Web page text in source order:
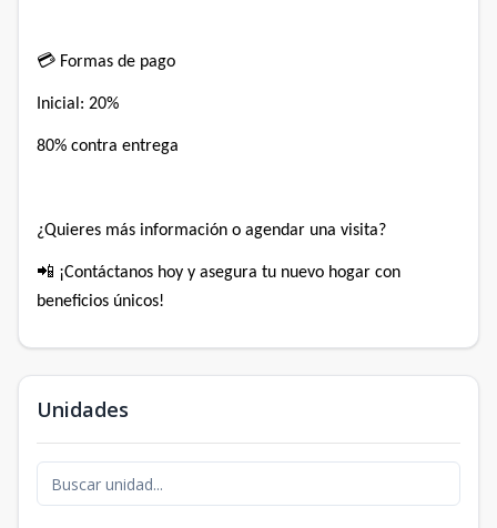
💳 Formas de pago⁣
Inicial: 20%⁣
80% contra entrega⁣
¿Quieres más información o agendar una visita?⁣
📲 ¡Contáctanos hoy y asegura tu nuevo hogar con
beneficios únicos!
Unidades